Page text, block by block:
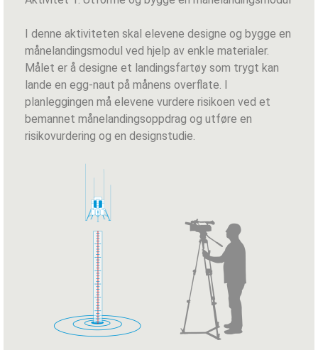
I denne aktiviteten skal elevene designe og bygge en
månelandingsmodul ved hjelp av enkle materialer.
Målet er å designe et landingsfartøy som trygt kan
lande en egg-naut på månens overflate. I
planleggingen må elevene vurdere risikoen ved et
bemannet månelandingsoppdrag og utføre en
risikovurdering og en designstudie.